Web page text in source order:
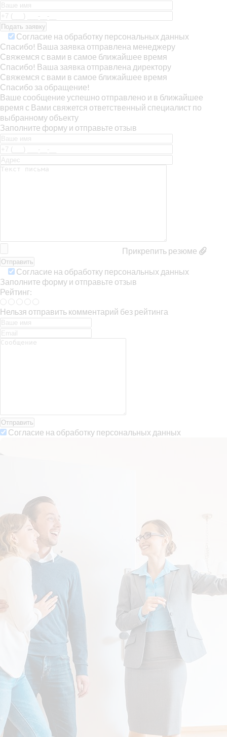
Согласие на обработку персональных данных
Спасибо! Ваша заявка отправлена менеджеру
Свяжемся с вами в самое ближайшее время
Спасибо! Ваша заявка отправлена директору
Свяжемся с вами в самое ближайшее время
Спасибо за обращение!
Ваше сообщение успешно отправлено и в ближайшее
время с Вами свяжется ответственный специалист по
выбранному объекту
Заполните форму и отправьте отзыв
Прикрепить резюме
Согласие на обработку персональных данных
Заполните форму и отправьте отзыв
Рейтинг:
Нельзя отправить комментарий без рейтинга
Отправить
Согласие на обработку персональных данных